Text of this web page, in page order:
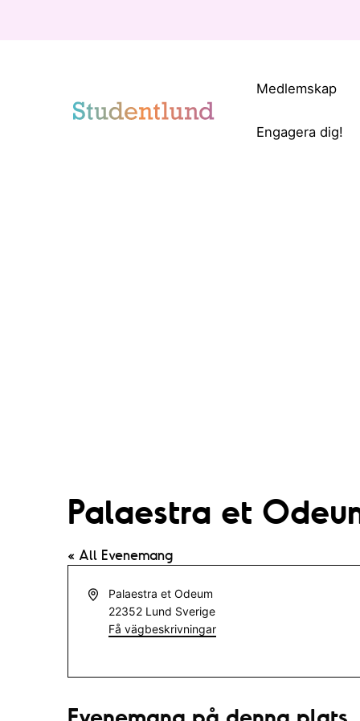
Medlemskap
Engagera dig!
Palaestra et
« All Evenemang
A
s
Palaestra et Odeum
22352 Lund Sverige
Få vägbeskrivningar